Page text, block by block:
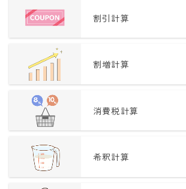
割引計算
割増計算
消費税計算
希釈計算